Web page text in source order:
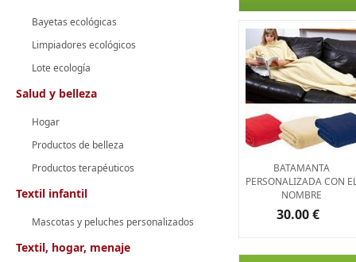
Bayetas ecológicas
Limpiadores ecológicos
Lote ecología
Salud y belleza
Hogar
Productos de belleza
Productos terapéuticos
Textil infantil
Mascotas y peluches personalizados
Textil, hogar, menaje
BATAMANTA
PERSONALIZADA CON
NOMBRE
30.00 €